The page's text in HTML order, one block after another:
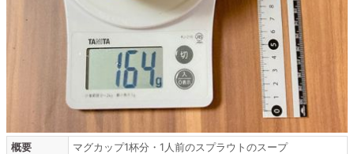
概要
マグカップ1杯分・1人前のスプラウトのスープ